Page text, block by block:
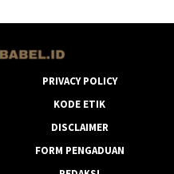
PRIVACY POLICY
KODE ETIK
DISCLAIMER
FORM PENGADUAN